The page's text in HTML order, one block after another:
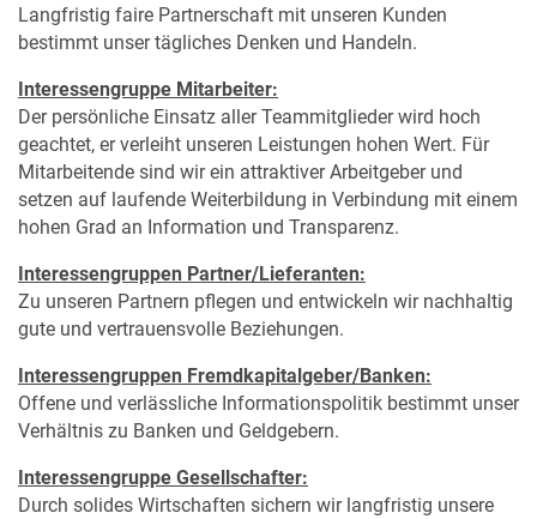
Langfristig faire Partnerschaft mit unseren Kunden
bestimmt unser tägliches Denken und Handeln.
Interessengruppe Mitarbeiter:
Der persönliche Einsatz aller Teammitglieder wird hoch
geachtet, er verleiht unseren Leistungen hohen Wert. Für
Mitarbeitende sind wir ein attraktiver Arbeitgeber und
setzen auf laufende Weiterbildung in Verbindung mit einem
hohen Grad an Information und Transparenz.
Interessengruppen Partner/Lieferanten:
Zu unseren Partnern pflegen und entwickeln wir nachhaltig
gute und vertrauensvolle Beziehungen.
Interessengruppen Fremdkapitalgeber/Banken:
Offene und verlässliche Informationspolitik bestimmt unser
Verhältnis zu Banken und Geldgebern.
Interessengruppe Gesellschafter:
Durch solides Wirtschaften sichern wir langfristig unsere